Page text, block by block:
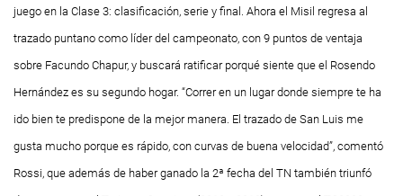
juego en la Clase 3: clasificación, serie y final. Ahora el Misil regresa al
trazado puntano como líder del campeonato, con 9 puntos de ventaja
sobre Facundo Chapur, y buscará ratificar porqué siente que el Rosendo
Hernández es su segundo hogar. “Correr en un lugar donde siempre te ha
ido bien te predispone de la mejor manera. El trazado de San Luis me
gusta mucho porque es rápido, con curvas de buena velocidad”, comentó
Rossi, que además de haber ganado la 2ª fecha del TN también triunfó